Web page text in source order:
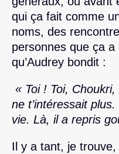
qui ça fait comme
noms, des
personnes que ça
qu’Audrey bondit :
« Toi ! Toi,
ne t’intéressait
vie. Là, il a repris
Il y a tant, je